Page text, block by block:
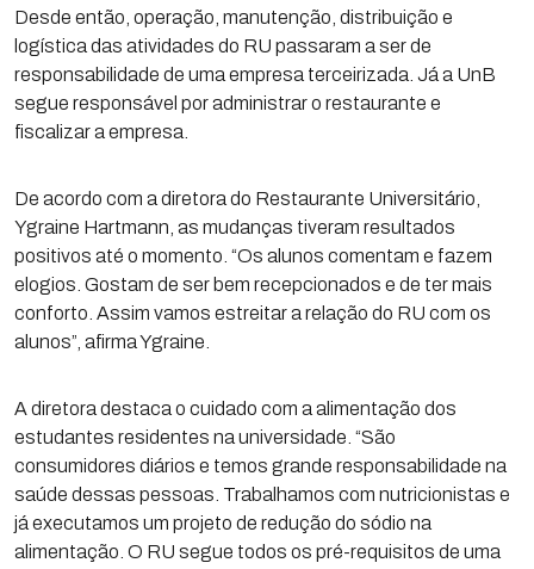
Desde então, operação, manutenção, distribuição e
logística das atividades do RU passaram a ser de
responsabilidade de uma empresa terceirizada. Já a UnB
segue responsável por administrar o restaurante e
fiscalizar a empresa.
De acordo com a diretora do Restaurante Universitário,
Ygraine Hartmann, as mudanças tiveram resultados
positivos até o momento. “Os alunos comentam e fazem
elogios. Gostam de ser bem recepcionados e de ter mais
conforto. Assim vamos estreitar a relação do RU com os
alunos”, afirma Ygraine.
A diretora destaca o cuidado com a alimentação dos
estudantes residentes na universidade. “São
consumidores diários e temos grande responsabilidade na
saúde dessas pessoas. Trabalhamos com nutricionistas e
já executamos um projeto de redução do sódio na
alimentação. O RU segue todos os pré-requisitos de uma